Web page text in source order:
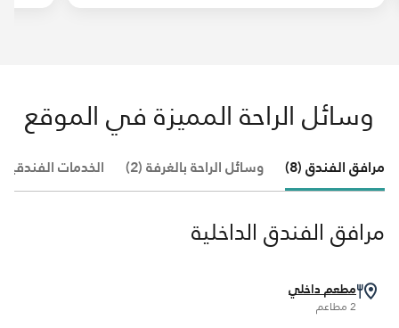
وسائل الراحة المميزة في الموقع
مرافق الفندق (8) وسائل الراحة بالغرفة (2) الخدمات الفندقية
مرافق الفندق الداخلية
مطعم داخلي
2 مطاعم